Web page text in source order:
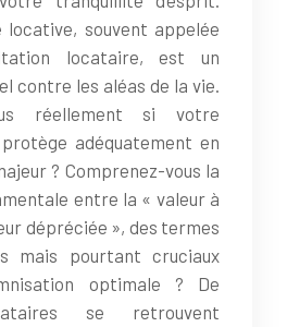
locative, souvent appelée
locataire, est un
contre les aléas de la vie.
réellement si votre
adéquatement en
? Comprenez-vous la
entre la « valeur à
dépréciée », des termes
mais pourtant cruciaux
optimale ? De
se retrouvent